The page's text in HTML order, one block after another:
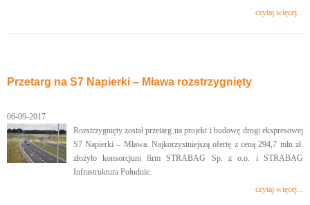
czytaj więcej...
Przetarg na S7 Napierki – Mława rozstrzygnięty
06-09-2017
Rozstrzygnięty został przetarg na projekt i budowę drogi ekspresowej
S7 Napierki – Mława. Najkorzystniejszą ofertę z ceną 294,7 mln zł
złożyło konsorcjum firm STRABAG Sp. z o.o. i STRABAG
Infrastruktura Południe.
czytaj więcej...